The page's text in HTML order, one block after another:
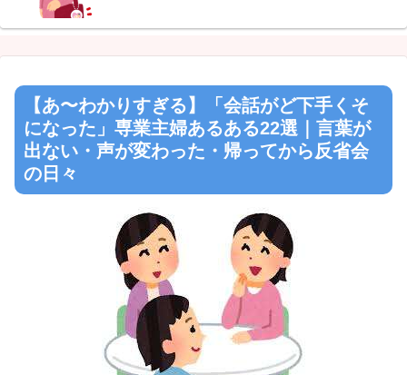
【あ〜わかりすぎる】「会話がど下手くそ
になった」専業主婦あるある22選｜言葉が
出ない・声が変わった・帰ってから反省会
の日々